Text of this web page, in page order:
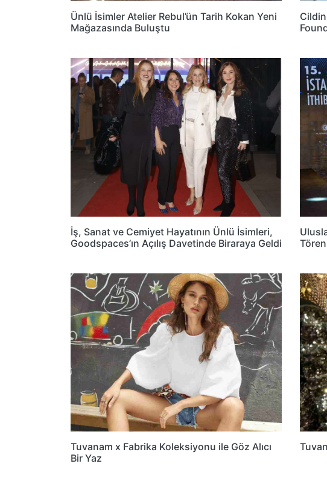
Ünlü İsimler Atelier Rebul’ün Tarih Kokan Yeni
Mağazasında Buluştu
Cildin
İş, Sanat ve Cemiyet Hayatının Ünlü İsimleri,
Goodspaces’ın Açılış Davetinde Biraraya Geldi
Tuvanam x Fabrika Koleksiyonu ile Göz Alıcı
Bir Yaz